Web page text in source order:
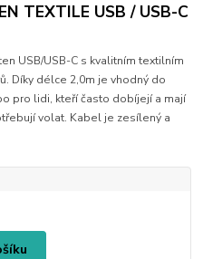
TEXTILE USB / USB-C
USB/USB-C s kvalitním textilním
Díky délce 2,0m je vhodný do
pro lidi, kteří často dobíjejí a mají
volat. Kabel je zesílený a